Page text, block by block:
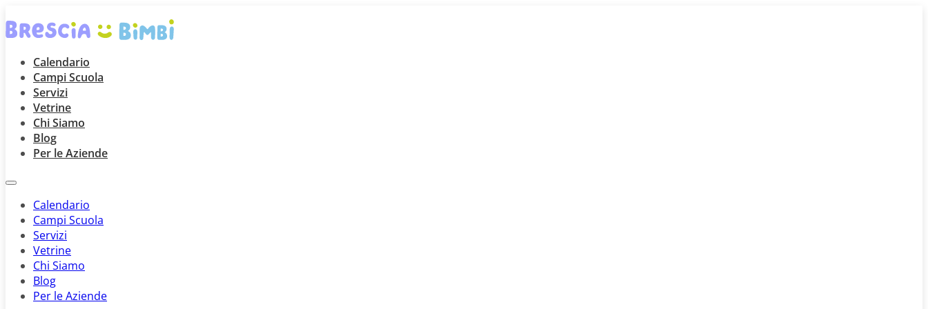
Calendario
Campi Scuola
Servizi
Vetrine
Chi Siamo
Blog
Per le Aziende
Calendario
Campi Scuola
Servizi
Vetrine
Chi Siamo
Blog
Per le Aziende